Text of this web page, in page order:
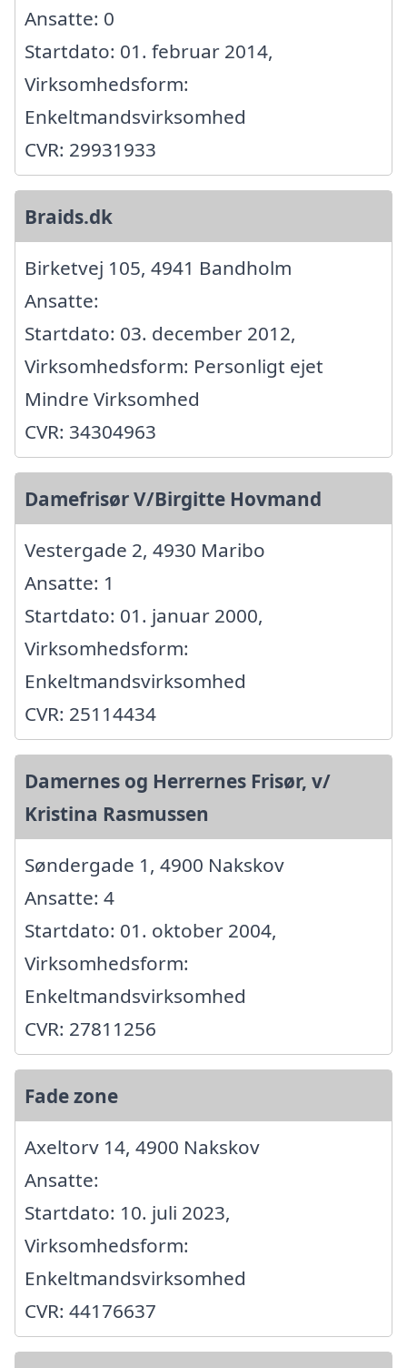
Ansatte: 0
Startdato: 01. februar 2014,
Virksomhedsform:
Enkeltmandsvirksomhed
CVR: 29931933
Braids.dk
Birketvej 105, 4941 Bandholm
Ansatte:
Startdato: 03. december 2012,
Virksomhedsform: Personligt ejet
Mindre Virksomhed
CVR: 34304963
Damefrisør V/Birgitte Hovmand
Vestergade 2, 4930 Maribo
Ansatte: 1
Startdato: 01. januar 2000,
Virksomhedsform:
Enkeltmandsvirksomhed
CVR: 25114434
Damernes og Herrernes Frisør, v/
Kristina Rasmussen
Søndergade 1, 4900 Nakskov
Ansatte: 4
Startdato: 01. oktober 2004,
Virksomhedsform:
Enkeltmandsvirksomhed
CVR: 27811256
Fade zone
Axeltorv 14, 4900 Nakskov
Ansatte:
Startdato: 10. juli 2023,
Virksomhedsform:
Enkeltmandsvirksomhed
CVR: 44176637